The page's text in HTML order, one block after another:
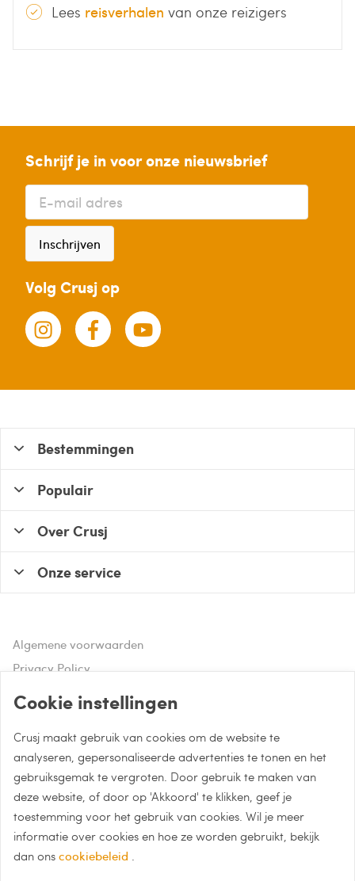
Lees reisverhalen van onze reizigers
Schrijf je in voor onze nieuwsbrief
Inschrijven
Volg Crusj op
Hulp of advies nodig?
Bel naar 085 - 0043 015
Whatsapp met Crusj
info@crusj.com
Bestemmingen
Populair
Over Crusj
Onze service
Algemene voorwaarden
Privacy Policy
Cookie instellingen
Crusj maakt gebruik van cookies om de website te
analyseren, gepersonaliseerde advertenties te tonen en het
gebruiksgemak te vergroten. Door gebruik te maken van
deze website, of door op 'Akkoord' te klikken, geef je
toestemming voor het gebruik van cookies. Wil je meer
informatie over cookies en hoe ze worden gebruikt, bekijk
dan ons cookiebeleid .